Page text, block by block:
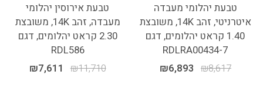
טבעת יהלומי מעבדה
איטרניטי, זהב 14K, משובצת
1.40 קראט יהלומים, דגם
RDLRA00434-7
₪8,617
₪6,893
טבעת אירוסין יהלומי
מעבדה, זהב 14K, משובצת
2.30 קראט יהלומים, דגם
RDL586
₪11,710
₪7,611